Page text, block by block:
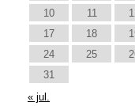
10
11
17
18
24
25
31
« jul.